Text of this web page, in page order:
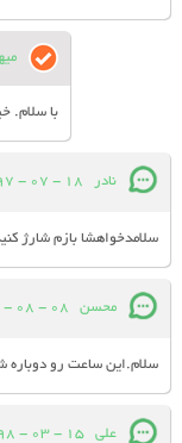
با سلام.
نادر 18 - 07 - 1397
سلامدخواهشا بازم شارژ
محسن 08 - 08 - 1397
سلام.این ساعت رو دوباره
علی 15 - 03 - 1398